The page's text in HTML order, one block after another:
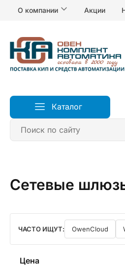
О компании Акции
Каталог
Устройства связи
Сетевые
ЧАСТО ИЩУТ: OwenCloud
Цена